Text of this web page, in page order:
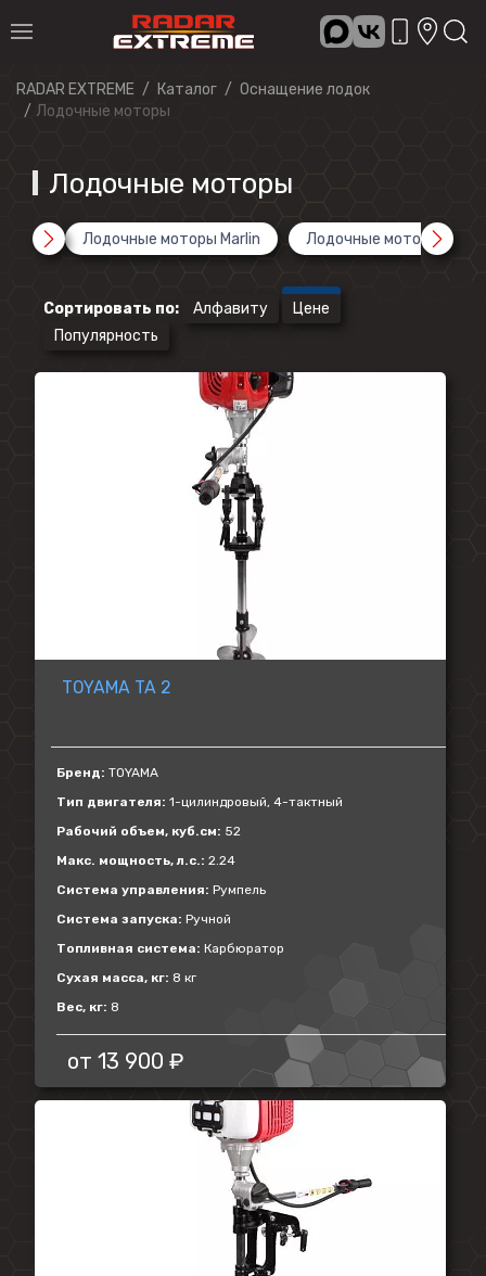
RADAR EXTREME Каталог
Оснащение лодок
Лодочные моторы
Лодочные моторы
Лодочные моторы Marlin Лодочные моторы Hidea
Сортировать по: Алфавиту
Цене
Популярность
TOYAMA TA 2
Бренд: TOYAMA
Тип двигателя: 1-цилиндровый, 4-тактный
Рабочий объем, куб.см: 52
Макс. мощность, л.с.: 2.24
Система управления: Румпель
Система запуска: Ручной
Топливная система: Карбюратор
Сухая масса, кг: 8 кг
Вес, кг: 8
от 13 900 ₽